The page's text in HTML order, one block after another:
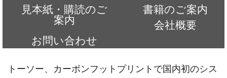
見本紙・購読のご
案内
書籍のご案内
会社概要
お問い合わせ
トーソー、カーボンフットプリントで国内初のシス